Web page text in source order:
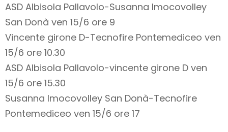
ASD Albisola Pallavolo-Susanna Imocovolley
San Donà ven 15/6 ore 9
Vincente girone D-Tecnofire Pontemediceo ven
15/6 ore 10.30
ASD Albisola Pallavolo-vincente girone D ven
15/6 ore 15.30
Susanna Imocovolley San Donà-Tecnofire
Pontemediceo ven 15/6 ore 17